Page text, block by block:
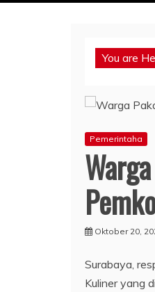
You are
Pemerintaha
Oktober 20,
Surabaya,
Kuliner yang